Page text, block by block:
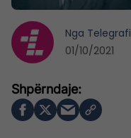
Nga Telegrafi
01/10/2021